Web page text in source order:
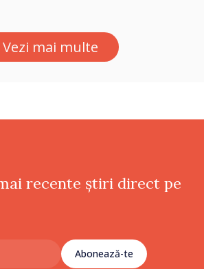
Vezi mai multe
recente știri direct pe
Abonează-te